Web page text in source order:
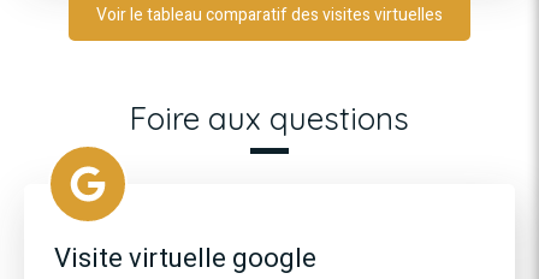
Voir le tableau comparatif des visites virtuelles
Foire aux questions
Visite virtuelle google